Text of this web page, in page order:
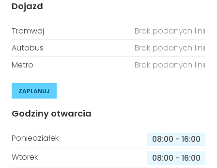
Dojazd
Tramwaj
Brak podanych linii
Autobus
Brak podanych linii
Metro
Brak podanych linii
ZAPLANUJ
Godziny otwarcia
Poniedziałek 08:00 - 16:00
Wtorek
08:00 - 16:00